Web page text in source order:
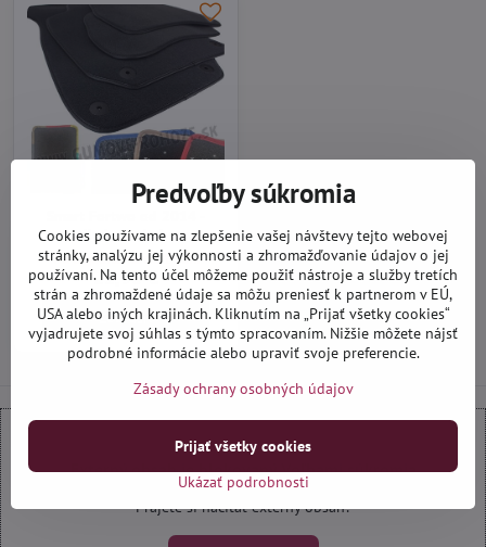
textilné autokoberce
Na objednávku do 14 dní
22,90 €
Zobraziť
Externý obsah je blokovaný Voľbami súkromia
Prajete si načítať externý obsah?
Predvoľby súkromia
Cookies používame na zlepšenie vašej návštevy tejto webovej
stránky, analýzu jej výkonnosti a zhromažďovanie údajov o jej
používaní. Na tento účel môžeme použiť nástroje a služby tretích
strán a zhromaždené údaje sa môžu preniesť k partnerom v EÚ,
USA alebo iných krajinách. Kliknutím na „Prijať všetky cookies“
vyjadrujete svoj súhlas s týmto spracovaním. Nižšie môžete nájsť
podrobné informácie alebo upraviť svoje preferencie.
Zásady ochrany osobných údajov
Ukázať podrobnosti
Prijať všetky cookies